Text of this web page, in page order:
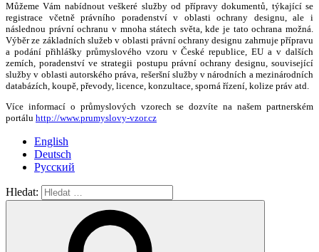
Můžeme Vám nabídnout veškeré služby od přípravy dokumentů, týkající se
registrace včetně právního poradenství v oblasti ochrany designu, ale i
následnou právní ochranu v mnoha státech světa, kde je tato ochrana možná.
Výběr ze základních služeb v oblasti právní ochrany designu zahrnuje přípravu
a podání přihlášky průmyslového vzoru v České republice, EU a v dalších
zemích, poradenství ve strategii postupu právní ochrany designu, související
služby v oblasti autorského práva, rešeršní služby v národních a mezinárodních
databázích, koupě, převody, licence, konzultace, sporná řízení, kolize práv atd.
Více informací o průmyslových vzorech se dozvíte na našem partnerském
portálu http://www.prumyslovy-vzor.cz
English
Deutsch
Русский
Hledat: